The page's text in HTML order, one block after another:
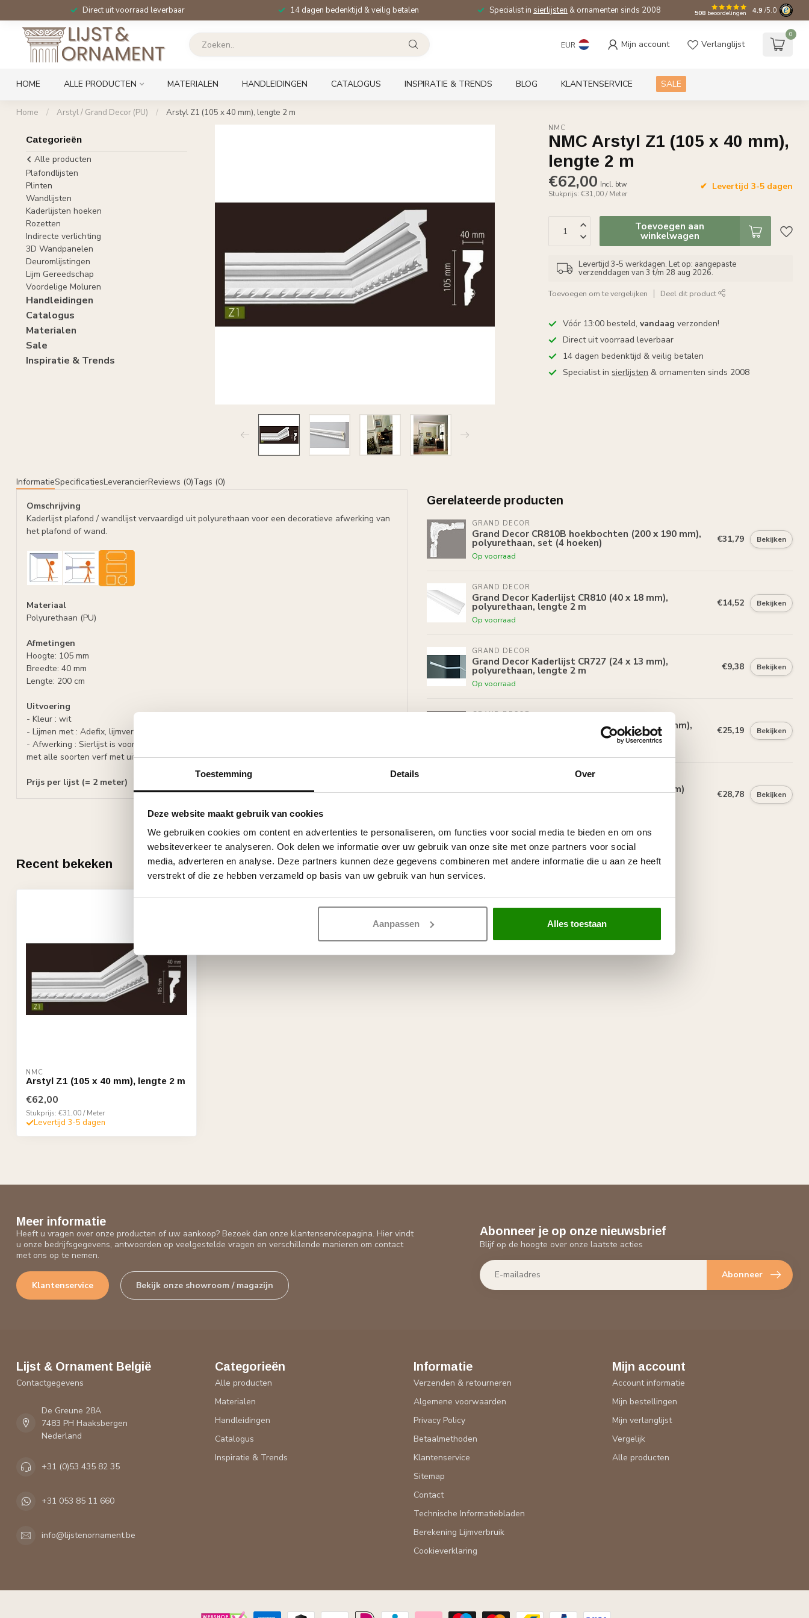
Toestemming Details Over
Deze website maakt gebruik van cookies
We gebruiken cookies om content en advertenties te personaliseren, om functies voor social media te bieden en om ons
websiteverkeer te analyseren. Ook delen we informatie over uw gebruik van onze site met onze partners voor social
media, adverteren en analyse. Deze partners kunnen deze gegevens combineren met andere informatie die u aan ze heeft
verstrekt of die ze hebben verzameld op basis van uw gebruik van hun services.
Aanpassen Alles toestaan
Direct uit voorraad leverbaar 14 dagen bedenktijd & veilig betalen Specialist in sierlijsten & ornamenten sinds 2008 508 beoordelingen 4.9 /5.0
EUR Mijn account Verlanglijst
0
HOME ALLE PRODUCTEN MATERIALEN HANDLEIDINGEN CATALOGUS INSPIRATIE & TRENDS BLOG KLANTENSERVICE SALE
Home / Arstyl / Grand Decor (PU) / Arstyl Z1 (105 x 40 mm), lengte 2 m
Categorieën
Alle producten
Plafondlijsten
Plinten
Wandlijsten
Kaderlijsten hoeken
Rozetten
Indirecte verlichting
3D Wandpanelen
Deuromlijstingen
Lijm Gereedschap
Voordelige Moluren
Handleidingen
Catalogus
Materialen
Sale
Inspiratie & Trends
NMC
NMC Arstyl Z1 (105 x 40 mm),
lengte 2 m
€62,00 Incl. btw
Stukprijs: €31,00 / Meter
Levertijd 3-5 dagen
Toevoegen aan
winkelwagen
Levertijd 3-5 werkdagen. Let op: aangepaste
verzenddagen van 3 t/m 28 aug 2026.
Toevoegen om te vergelijken Deel dit product
Vóór 13:00 besteld,vandaag verzonden!
Direct uit voorraad leverbaar
14 dagen bedenktijd & veilig betalen
Specialist in sierlijsten & ornamenten sinds 2008
InformatieSpecificatiesLeverancierReviews (0)Tags (0)
Omschrijving
Kaderlijst plafond / wandlijst vervaardigd uit polyurethaan voor een decoratieve afwerking van
het plafond of wand.
Materiaal
Polyurethaan (PU)
Afmetingen
Hoogte: 105 mm
Breedte: 40 mm
Lengte: 200 cm
Uitvoering
- Kleur : wit
- Lijmen met : Adefix, lijmverbruik: 3 - 4 meter lijst per lijmkoker.
- Afwerking : Sierlijst is voorbehandeld met een watergedragen witte primer, overschilderbaar
met alle soorten verf met uitzondering van silicaathoudende verven.
Prijs per lijst (= 2 meter)
Gerelateerde producten
GRAND DECOR
Grand Decor CR810B hoekbochten (200 x 190 mm),
polyurethaan, set (4 hoeken)
Op voorraad
€31,79 Bekijken
GRAND DECOR
Grand Decor Kaderlijst CR810 (40 x 18 mm),
polyurethaan, lengte 2 m
Op voorraad
€14,52 Bekijken
GRAND DECOR
Grand Decor Kaderlijst CR727 (24 x 13 mm),
polyurethaan, lengte 2 m
Op voorraad
€9,38 Bekijken
GRAND DECOR
Grand Decor CR810D Sierstukjes (110 x 245 mm), €25,19 Bekijken
Grand Decor Deuromlijsting D480 (94 x 33 mm) €28,78 Bekijken
Recent bekeken
NMC
Arstyl Z1 (105 x 40 mm), lengte 2 m
€62,00
Stukprijs: €31,00 / Meter
Levertijd 3-5 dagen
Meer informatie
Heeft u vragen over onze producten of uw aankoop? Bezoek dan onze klantenservicepagina. Hier vindt
u onze bedrijfsgegevens, antwoorden op veelgestelde vragen en verschillende manieren om contact
met ons op te nemen.
Klantenservice Bekijk onze showroom / magazijn
Abonneer je op onze nieuwsbrief
Blijf op de hoogte over onze laatste acties
Abonneer
Lijst & Ornament België
Contactgegevens
De Greune 28A
7483 PH Haaksbergen
Nederland
+31 (0)53 435 82 35
+31 053 85 11 660
info@lijstenornament.be
Categorieën
Alle producten
Materialen
Handleidingen
Catalogus
Inspiratie & Trends
Informatie
Verzenden & retourneren
Algemene voorwaarden
Privacy Policy
Betaalmethoden
Klantenservice
Sitemap
Contact
Technische Informatiebladen
Berekening Lijmverbruik
Cookieverklaring
Mijn account
Account informatie
Mijn bestellingen
Mijn verlanglijst
Vergelijk
Alle producten